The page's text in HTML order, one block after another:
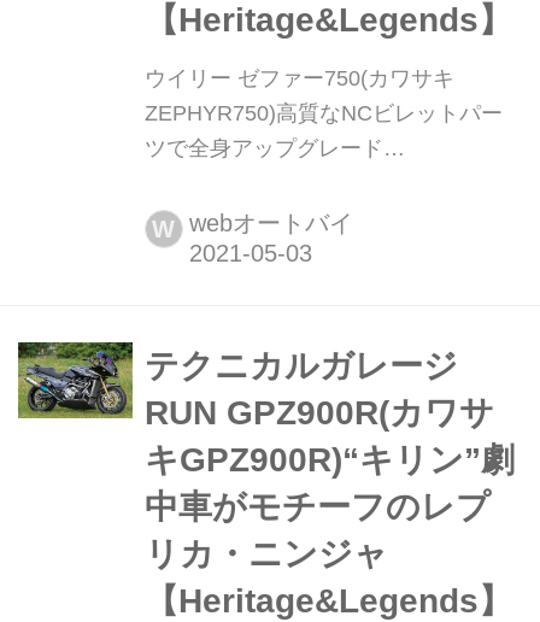
【Heritage&Legends】
ウイリー ゼファー750(カワサキ
ZEPHYR750)高質なNCビレットパー
ツで全身アップグレード
ジェンズ|Heritage & Legends 愛車との
バイクライフを、より豊かに楽しむた
い、全国の腕利きショップや最新パー
ツ&アパレルの深堀り情報も満載!
handl-mag.com 需要を掘り...
W webオートバイ
テクニカルガレージ
RUN GPZ900R(カワサ
キGPZ900R)“キリン”劇
中車がモチーフのレプ
リカ・ニンジャ
【Heritage&Legends】